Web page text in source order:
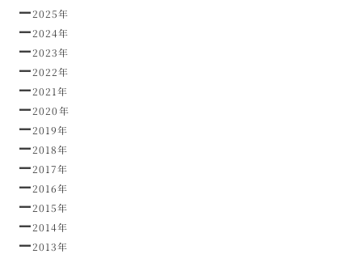
2025年
2024年
2023年
2022年
2021年
2020年
2019年
2018年
2017年
2016年
2015年
2014年
2013年